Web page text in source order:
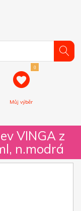
0
Můj výběr
VINGA z
n.modrá